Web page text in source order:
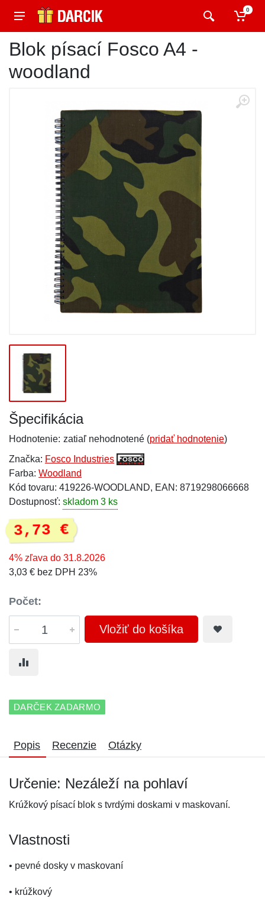
0
Blok písací Fosco A4 -
woodland
Špecifikácia
Hodnotenie: zatiaľ nehodnotené (pridať hodnotenie)
Značka: Fosco Industries
Farba: Woodland
Kód tovaru: 419226-WOODLAND, EAN: 8719298066668
Dostupnosť: skladom 3 ks
3,73 €
4% zľava do 31.8.2026
3,03 € bez DPH 23%
Počet:
Vložiť do košíka
DARČEK ZADARMO
Popis Recenzie Otázky
Určenie: Nezáleží na pohlaví
Krúžkový písací blok s tvrdými doskami v maskovaní.
Vlastnosti
• pevné dosky v maskovaní
• krúžkový